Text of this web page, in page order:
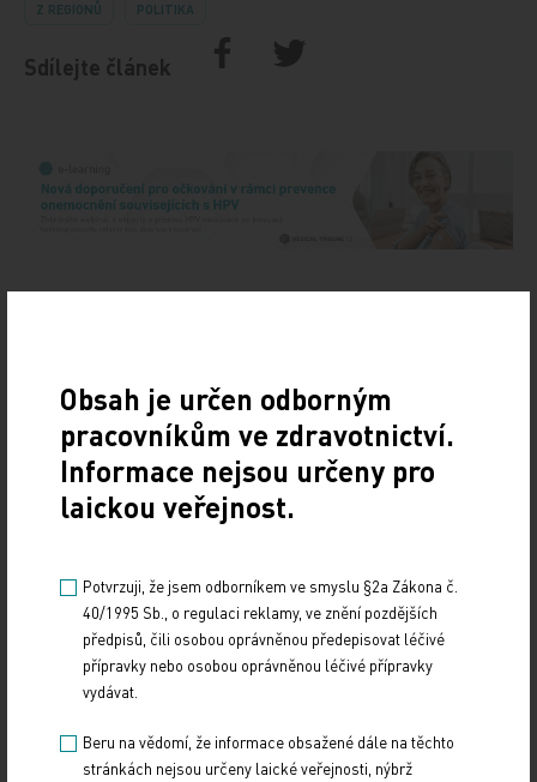
Z REGIONŮ POLITIKA
Sdílejte článek
19. světový kongres Controversies in Neurology
(CONy)
10. 3. 2025
Vystavování ePoukazů
17. 12. 2024
ePoukaz, kde ho lze uplatnit a jaké možnosti má lékař
při jeho předání pacientovi. Představí mimo…
Obsah je určen odborným
pracovníkům ve zdravotnictví.
Informace nejsou určeny pro
laickou veřejnost.
Potvrzuji, že jsem odborníkem ve smyslu §2a Zákona č.
40/1995 Sb., o regulaci reklamy, ve znění pozdějších
předpisů, čili osobou oprávněnou předepisovat léčivé
přípravky nebo osobou oprávněnou léčivé přípravky
vydávat.
Beru na vědomí, že informace obsažené dále na těchto
stránkách nejsou určeny laické veřejnosti, nýbrž